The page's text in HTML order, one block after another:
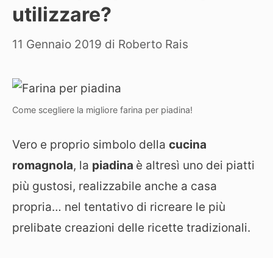
utilizzare?
11 Gennaio 2019 di Roberto Rais
Come scegliere la migliore farina per piadina!
Vero e proprio simbolo della cucina
romagnola, la piadina è altresì uno dei piatti
più gustosi, realizzabile anche a casa
propria… nel tentativo di ricreare le più
prelibate creazioni delle ricette tradizionali.